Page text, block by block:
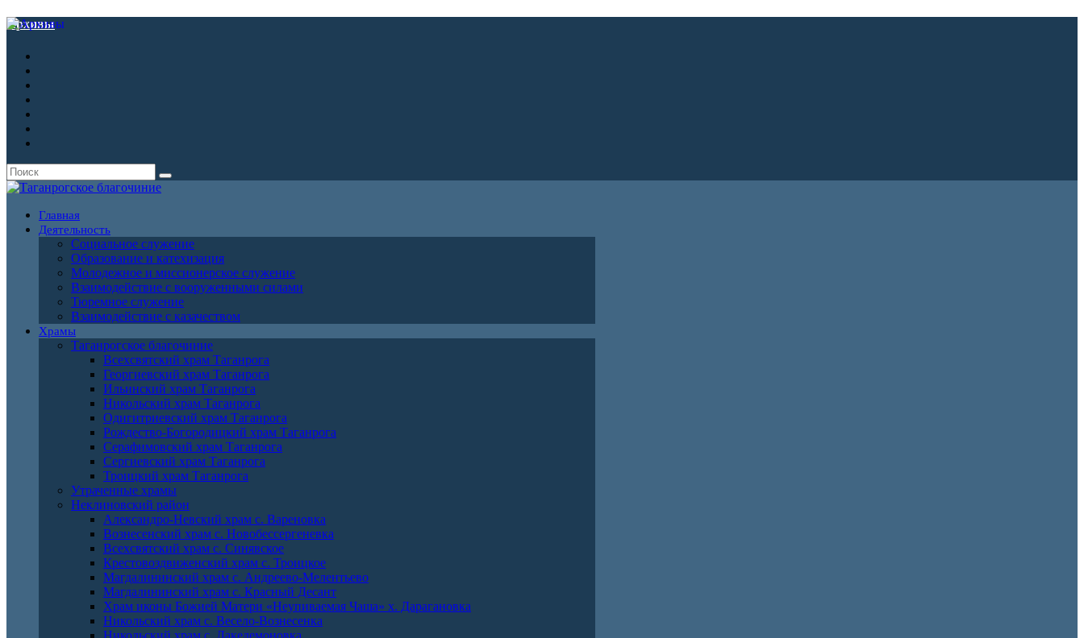
Архивы
Главная
Деятельность
Социальное служение
Образование и катехизация
Молодежное и миссионерское служение
Взаимодействие с вооруженными силами
Тюремное служение
Взаимодействие с казачеством
Храмы
Таганрогское благочиние
Всехсвятский храм Таганрога
Георгиевский храм Таганрога
Ильинский храм Таганрога
Никольский храм Таганрога
Одигитриевский храм Таганрога
Рождество-Богородицкий храм Таганрога
Серафимовский храм Таганрога
Сергиевский храм Таганрога
Троицкий храм Таганрога
Утраченные храмы
Неклиновский район
Александро-Невский храм с. Вареновка
Вознесенский храм с. Новобессергеневка
Всехсвятский храм с. Синявское
Крестовоздвиженский храм с. Троицкое
Магдалининский храм с. Андреево-Мелентьево
Магдалининский храм с. Красный Десант
Храм иконы Божией Матери «Неупиваемая Чаша» х. Дарагановка
Никольский храм с. Весело-Вознесенка
Никольский храм с. Лакедемоновка